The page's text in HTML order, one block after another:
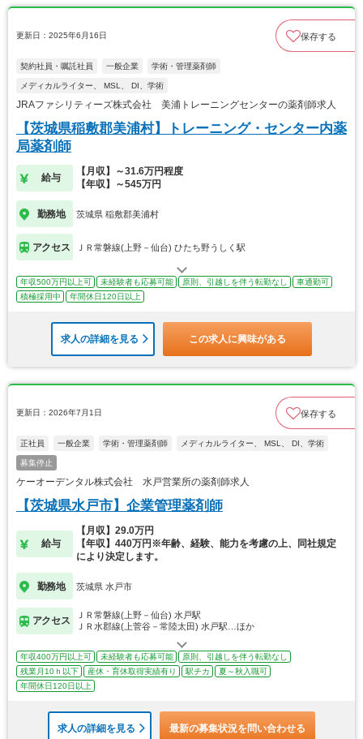
更新日：2025年6月16日 保存する
契約社員・嘱託社員 一般企業 学術・管理薬剤師
メディカルライター、 MSL、 DI、学術
JRAファシリティーズ株式会社 美浦トレーニングセンターの薬剤師求人
【茨城県稲敷郡美浦村】トレーニング・センター内薬
局薬剤師
給与
【月収】～31.6万円程度
【年収】～545万円
勤務地 茨城県 稲敷郡美浦村
アクセス ＪＲ常磐線(上野－仙台) ひたち野うしく駅
年収500万円以上可 未経験者も応募可能 原則、引越しを伴う転勤なし
車通勤可
積極採用中
年間休日120日以上
求人の詳細を見る この求人に興味がある
更新日：2026年7月1日 保存する
正社員 一般企業 学術・管理薬剤師 メディカルライター、 MSL、 DI、学術
募集停止
ケーオーデンタル株式会社 水戸営業所の薬剤師求人
【茨城県水戸市】企業管理薬剤師
給与
【月収】29.0万円
【年収】440万円※年齢、経験、能力を考慮の上、同社規定
により決定します。
勤務地 茨城県 水戸市
アクセス
ＪＲ常磐線(上野－仙台) 水戸駅
ＪＲ水郡線(上菅谷－常陸太田) 水戸駅…ほか
年収400万円以上可 未経験者も応募可能
原則、引越しを伴う転勤なし
残業月10ｈ以下
産休・育休取得実績有り 駅チカ
夏～秋入職可
年間休日120日以上
求人の詳細を見る 最新の募集状況を問い合わせる